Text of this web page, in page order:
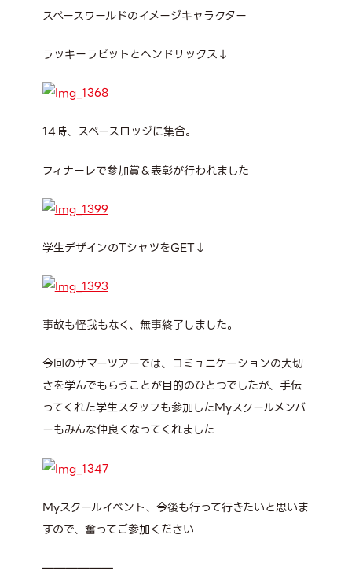
スペースワールドのイメージキャラクター
ラッキーラビットとヘンドリックス↓
14時、スペースロッジに集合。
フィナーレで参加賞＆表彰が行われました
学生デザインのTシャツをGET↓
事故も怪我もなく、無事終了しました。
今回のサマーツアーでは、コミュニケーションの大切
さを学んでもらうことが目的のひとつでしたが、手伝
ってくれた学生スタッフも参加したMyスクールメンバ
ーもみんな仲良くなってくれました
Myスクールイベント、今後も行って行きたいと思いま
すので、奮ってご参加ください
——————